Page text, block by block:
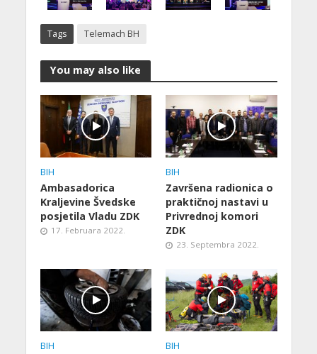
Tags Telemach BH
You may also like
BIH
Ambasadorica
Kraljevine Švedske
posjetila Vladu ZDK
17. Februara 2022.
BIH
Završena radionica o
praktičnoj nastavi u
Privrednoj komori
ZDK
23. Septembra 2022.
BIH BIH